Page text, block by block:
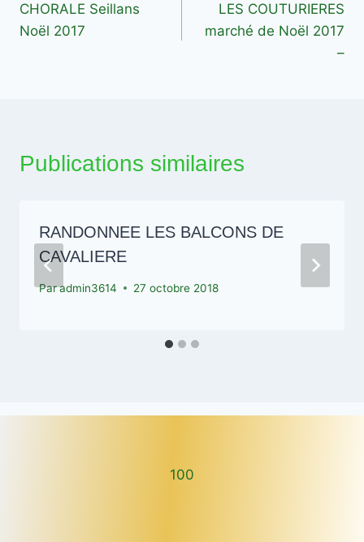
de
CHORALE Seillans
Noël 2017
LES COUTURIERES
marché de Noël 2017
–
Publications similaires
RANDONNEE LES BALCONS DE
CAVALIERE
Paradmin3614 27 octobre 2018
100